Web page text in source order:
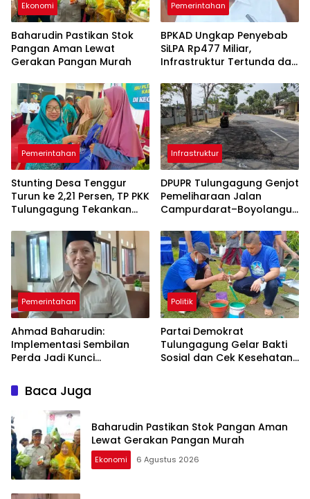
Ekonomi
Baharudin Pastikan Stok
Pangan Aman Lewat
Gerakan Pangan Murah
Pemerintahan
BPKAD Ungkap Penyebab
SiLPA Rp477 Miliar,
Infrastruktur Tertunda dan
Pemerintahan
Stunting Desa Tenggur
Turun ke 2,21 Persen, TP PKK
Tulungagung Tekankan
Berkelanjutan
Infrastruktur
DPUPR Tulungagung Genjot
Pemeliharaan Jalan
Campurdarat–Boyolangu,
Diperbaiki
Pemerintahan
Ahmad Baharudin:
Implementasi Sembilan
Perda Jadi Kunci
Pembangunan
Tulungagung
Politik
Partai Demokrat
Tulungagung Gelar Bakti
Sosial dan Cek Kesehatan
Baca Juga
Baharudin Pastikan Stok Pangan Aman
Lewat Gerakan Pangan Murah
Ekonomi 6 Agustus 2026